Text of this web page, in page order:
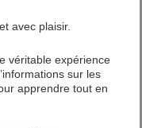
avec plaisir.
véritable expérience
sur les
apprendre tout en